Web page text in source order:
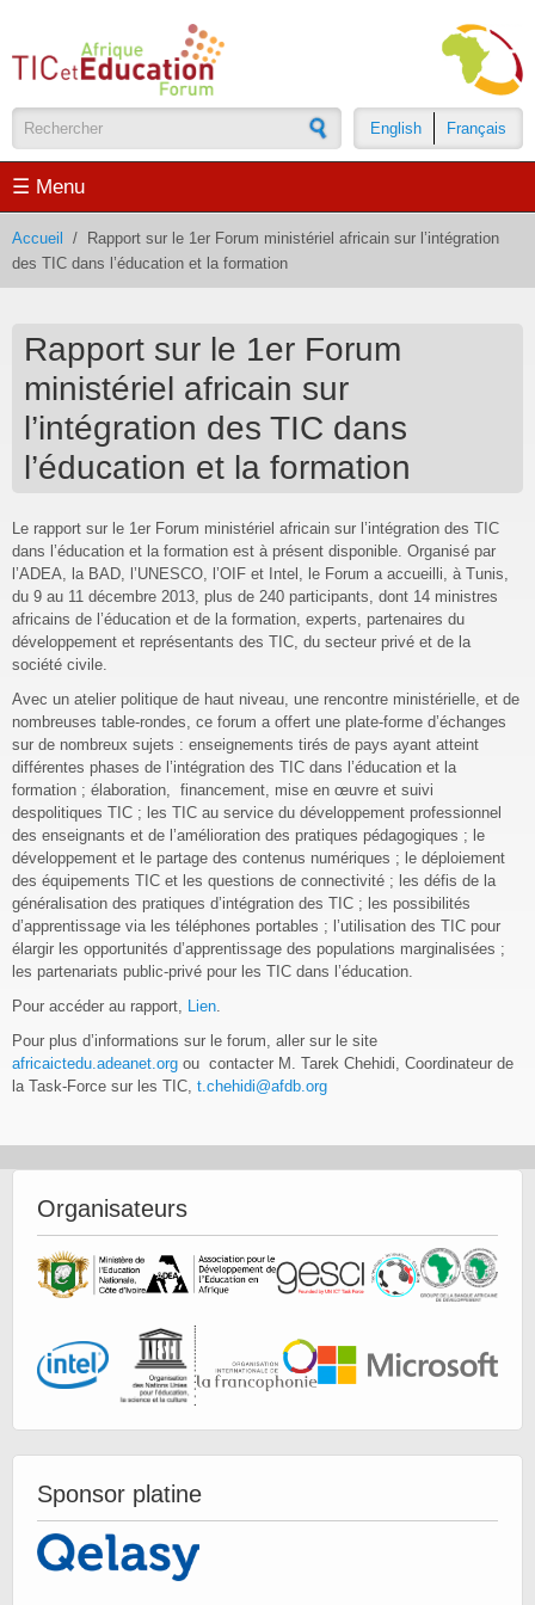
Français
English
Formulaire de recherche
☰ Menu
Accueil /
Rapport sur le 1er Forum ministériel africain sur l’intégration
des TIC dans l’éducation et la formation
Rapport sur le 1er Forum
ministériel africain sur
l’intégration des TIC dans
l’éducation et la formation
Le rapport sur le 1er Forum ministériel africain sur l’intégration des TIC
dans l’éducation et la formation est à présent disponible. Organisé par
l’ADEA, la BAD, l’UNESCO, l’OIF et Intel, le Forum a accueilli, à Tunis,
du 9 au 11 décembre 2013, plus de 240 participants, dont 14 ministres
africains de l’éducation et de la formation, experts, partenaires du
développement et représentants des TIC, du secteur privé et de la
société civile.
Avec un atelier politique de haut niveau, une rencontre ministérielle, et de
nombreuses table-rondes, ce forum a offert une plate-forme d’échanges
sur de nombreux sujets : enseignements tirés de pays ayant atteint
différentes phases de l’intégration des TIC dans l’éducation et la
formation ; élaboration, financement, mise en œuvre et suivi
despolitiques TIC ; les TIC au service du développement professionnel
des enseignants et de l’amélioration des pratiques pédagogiques ; le
développement et le partage des contenus numériques ; le déploiement
des équipements TIC et les questions de connectivité ; les défis de la
généralisation des pratiques d’intégration des TIC ; les possibilités
d’apprentissage via les téléphones portables ; l’utilisation des TIC pour
élargir les opportunités d’apprentissage des populations marginalisées ;
les partenariats public-privé pour les TIC dans l’éducation.
Pour accéder au rapport, Lien.
Pour plus d’informations sur le forum, aller sur le site
africaictedu.adeanet.org ou contacter M. Tarek Chehidi, Coordinateur de
la Task-Force sur les TIC, t.chehidi@afdb.org
Organisateurs
Sponsor platine